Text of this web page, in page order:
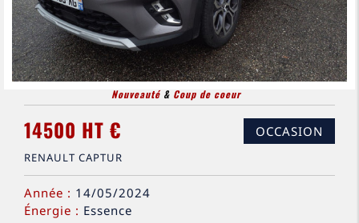
Nouveauté& Coup de coeur
14500 HT € OCCASION
RENAULT CAPTUR
Année : 14/05/2024
Énergie : Essence